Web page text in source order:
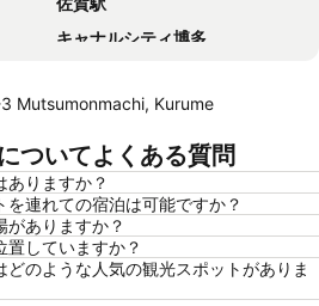
キャナルシティ博多
西鉄久留米駅
福岡国際センター
西新駅
グリーンランド 熊本
姪浜駅
南福岡駅
Mutsumonmachi, Kurume
ついてよくある質問
ありますか？
連れての宿泊は可能ですか？
ありますか？
していますか？
のような人気の観光スポットがありま